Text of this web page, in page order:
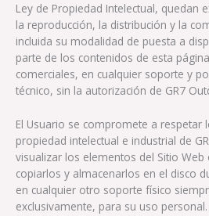
Ley de Propiedad Intelectual, quedan
la reproducción, la distribución y la
incluida su modalidad de puesta a
parte de los contenidos de esta
comerciales, en cualquier soporte y
técnico, sin la autorización de GR7
El Usuario se compromete a respetar
propiedad intelectual e industrial de
visualizar los elementos del Sitio
copiarlos y almacenarlos en el disco
en cualquier otro soporte físico
exclusivamente, para su uso